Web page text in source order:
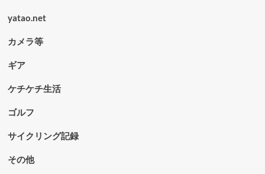
yatao.net
カメラ等
ギア
ケチケチ生活
ゴルフ
サイクリング記録
その他